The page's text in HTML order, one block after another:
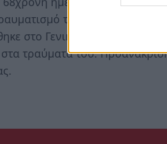
του 68χρονου και
στο Γενικό Παναρκαδικό
τραύματα του.